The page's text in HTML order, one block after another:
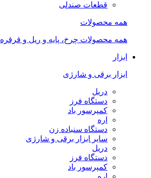
قطعات صندلی
همه محصولات
همه محصولات چرخ، پایه و ریل و قرقره
ابزار
ابزار برقی و شارژی
دریل
دستگاه فرز
کمپرسور باد
اره
دستگاه سنباده زن
سایر ابزار برقی و شارژی
دریل
دستگاه فرز
کمپرسور باد
اره